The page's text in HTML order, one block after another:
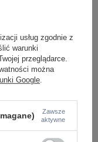
usług zgodnie z
warunki
przeglądarce.
można
Google.
Zawsze
aktywne